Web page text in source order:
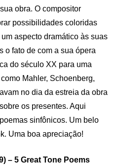
obra. O compositor
possibilidades coloridas
aspecto dramático às suas
o fato de com a sua ópera
do século XX para uma
Mahler, Schoenberg,
no dia da estreia da obra
os presentes. Aqui
sinfônicos. Um belo
Uma boa apreciação!
– 5 Great Tone Poems